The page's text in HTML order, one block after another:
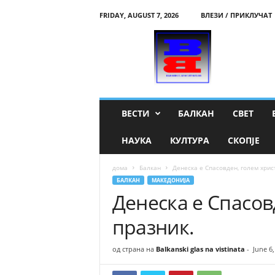
FRIDAY, AUGUST 7, 2026
ВЛЕЗИ / ПРИКЛУЧАТ
ВЕСТИ БАЛКАН СВЕТ
НАУКА КУЛТУРА СКОПЈЕ
дома Балкан Денеска е Спасовден, голем
БАЛКАН МАКЕДОНИЈА
Денеска е
празник.
од страна на Balkanski glas na vistinata - June